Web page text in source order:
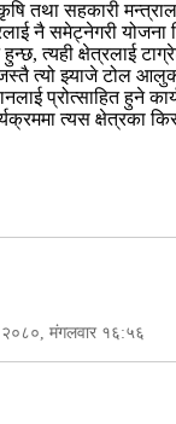
तथा सहकारी
नै समेट्नेगरी योजना
त्यही क्षेत्रलाई
त्यो झ्याजे टोल
प्रोत्साहित हुने
त्यस क्षेत्रका
मंगलवार १६:५६